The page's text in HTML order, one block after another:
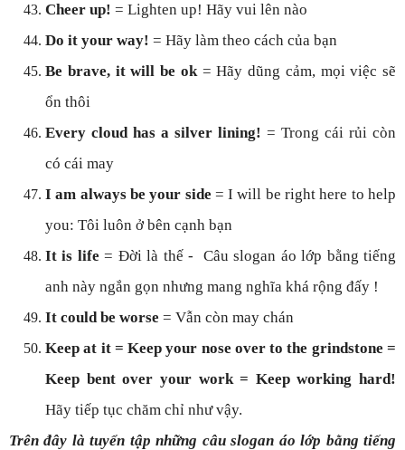
Cheer up! = Lighten up! Hãy vui lên nào
Do it your way! = Hãy làm theo cách của bạn
Be brave, it will be ok= Hãy dũng cảm, mọi việc sẽ
ổn thôi
Every cloud has a silver lining! = Trong cái rủi còn
có cái may
I am always be your side = I will be right here to help
you: Tôi luôn ở bên cạnh bạn
It is life = Đời là thế - Câu slogan áo lớp bằng tiếng
anh này ngắn gọn nhưng mang nghĩa khá rộng đấy !
It could be worse = Vẫn còn may chán
Keep at it = Keep your nose over to the grindstone =
Keep bent over your work = Keep working hard!
Hãy tiếp tục chăm chỉ như vậy.
Trên đây là tuyển tập những câu slogan áo lớp bằng tiếng